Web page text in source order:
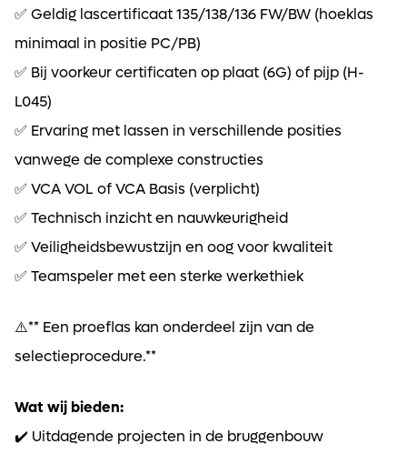
✅ Geldig lascertificaat 135/138/136 FW/BW (hoeklas
minimaal in positie PC/PB)
✅ Bij voorkeur certificaten op plaat (6G) of pijp (H-
L045)
✅ Ervaring met lassen in verschillende posities
vanwege de complexe constructies
✅ VCA VOL of VCA Basis (verplicht)
✅ Technisch inzicht en nauwkeurigheid
✅ Veiligheidsbewustzijn en oog voor kwaliteit
✅ Teamspeler met een sterke werkethiek
⚠️** Een proeflas kan onderdeel zijn van de
selectieprocedure.**
Wat wij bieden:
✔️ Uitdagende projecten in de bruggenbouw